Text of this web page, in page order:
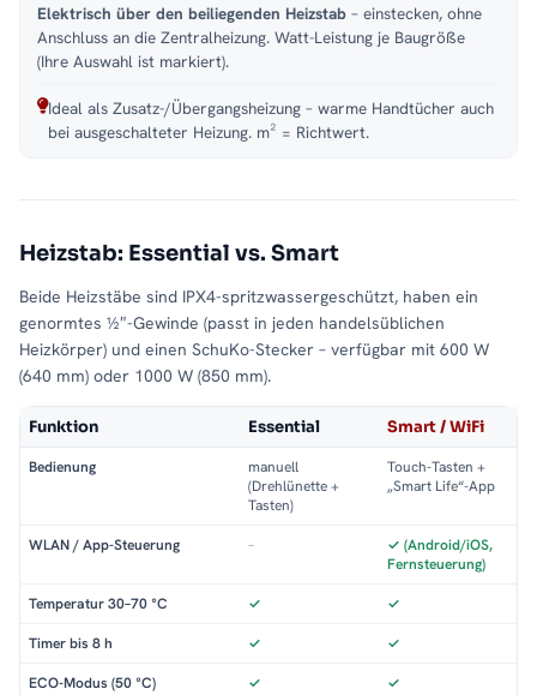
Elektrisch über den beiliegenden Heizstab – einstecken, ohne
Anschluss an die Zentralheizung. Watt-Leistung je Baugröße
(Ihre Auswahl ist markiert).
Ideal als Zusatz-/Übergangsheizung – warme Handtücher auch
bei ausgeschalteter Heizung. m² = Richtwert.
Heizstab: Essential vs. Smart
Beide Heizstäbe sind IPX4-spritzwassergeschützt, haben ein
genormtes ½″-Gewinde (passt in jeden handelsüblichen
Heizkörper) und einen SchuKo-Stecker – verfügbar mit 600 W
(640 mm) oder 1000 W (850 mm).
Funktion Essential Smart / WiFi
Bedienung
manuell
(Drehlünette +
Tasten)
Touch-Tasten +
„Smart Life“-App
WLAN / App-Steuerung –
✓ (Android/iOS,
Fernsteuerung)
Temperatur 30–70 °C ✓ ✓
Timer bis 8 h ✓ ✓
ECO-Modus (50 °C) ✓ ✓